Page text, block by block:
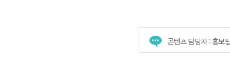
콘텐츠 담당자 : 홍보